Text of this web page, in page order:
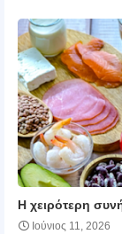
Η χειρότερη
Ιούνιος 11, 2026